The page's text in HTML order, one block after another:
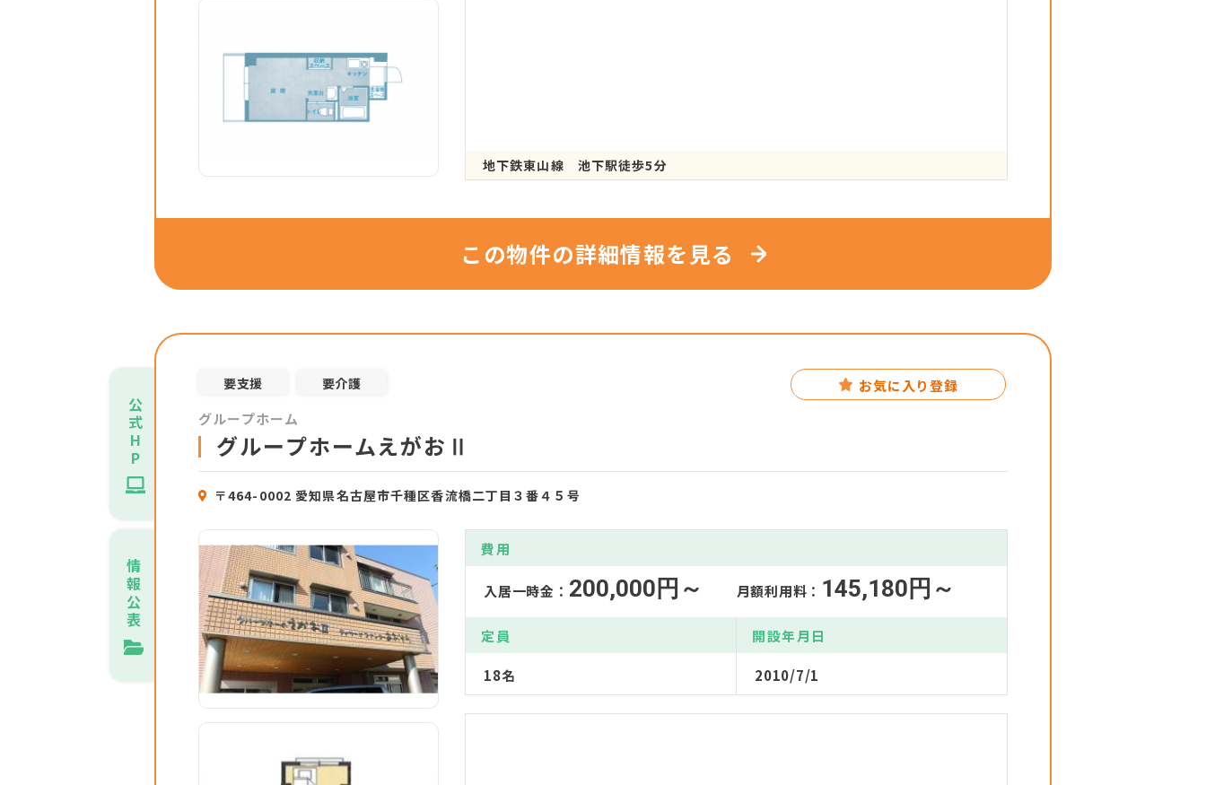
地下鉄東山線 池下駅徒歩5分
この物件の詳細情報を見る
公
式
H
P
情
報
公
表
要支援 要介護
グループホーム
グループホームえがおⅡ
〒464-0002 愛知県名古屋市千種区香流橋二丁目３番４５号
費用
入居一時金： 200,000円～ 月額利用料： 145,180円～
定員 開設年月日
18名 2010/7/1
お気に入り登録